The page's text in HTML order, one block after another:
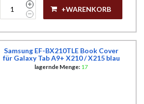
+WARENKORB
Samsung EF-BX210TLE Book Cover
für Galaxy Tab A9+ X210 / X215 blau
lagernde Menge: 17